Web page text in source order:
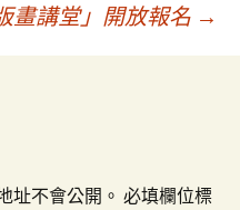
畫講堂」開放報名 →
址不會公開。 必填欄位標